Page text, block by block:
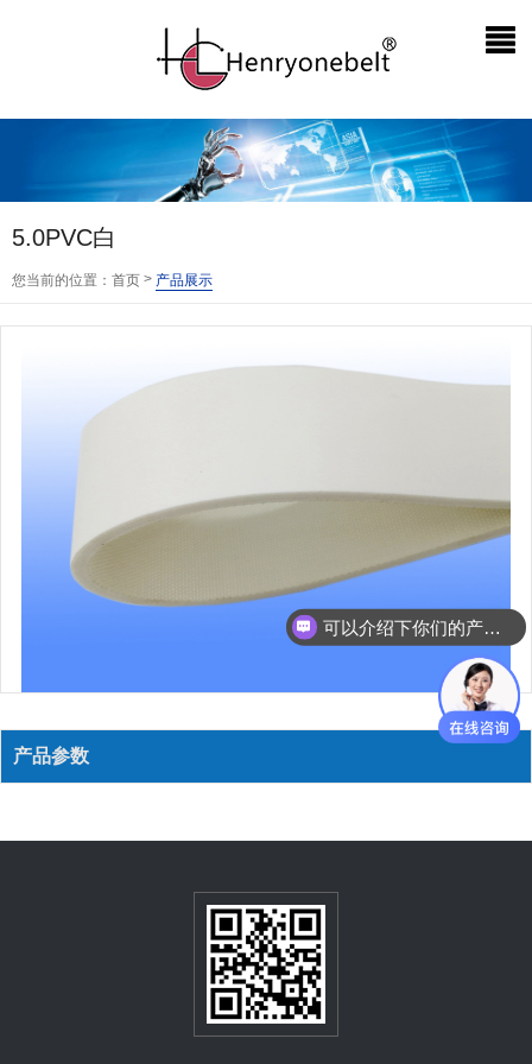
5.0PVC白
您当前的位置： 首页 > 产品展示
产品参数
可以介绍下你们的产品么？